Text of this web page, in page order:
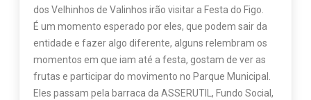
dos Velhinhos de Valinhos irão visitar a Festa do Figo.
É um momento esperado por eles, que podem sair da
entidade e fazer algo diferente, alguns relembram os
momentos em que iam até a festa, gostam de ver as
frutas e participar do movimento no Parque Municipal.
Eles passam pela barraca da ASSERUTIL, Fundo Social,